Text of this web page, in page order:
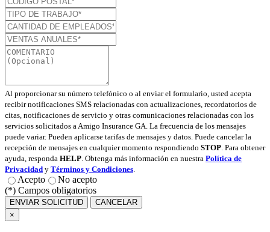
Al proporcionar su número telefónico o al enviar el formulario, usted acepta
recibir notificaciones SMS relacionadas con actualizaciones, recordatorios de
citas, notificaciones de servicio y otras comunicaciones relacionadas con los
servicios solicitados a Amigo Insurance GA. La frecuencia de los mensajes
puede variar. Pueden aplicarse tarifas de mensajes y datos. Puede cancelar la
recepción de mensajes en cualquier momento respondiendo STOP . Para obtener
ayuda, responda HELP . Obtenga más información en nuestra Política de
Privacidad y Términos y Condiciones
Acepto
No acepto
(*) Campos obligatorios
ENVIAR SOLICITUD
CANCELAR
×